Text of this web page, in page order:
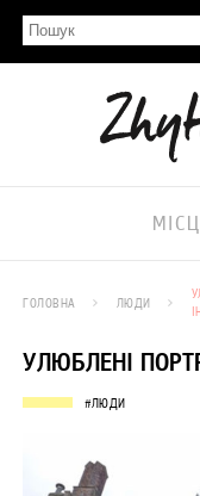
ГОЛОВНА ЛЮДИ
УЛЮБЛЕНІ
#ЛЮДИ